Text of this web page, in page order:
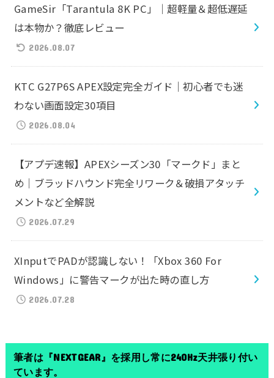
GameSir「Tarantula 8K PC」｜超軽量＆超低遅延
は本物か？徹底レビュー
2026.08.07
KTC G27P6S APEX設定完全ガイド｜初心者でも迷
わない画面設定30項目
2026.08.04
【アプデ速報】APEXシーズン30「マークド」まと
め｜ブラッドハウンド完全リワーク＆破損アタッチ
メントなど全解説
2026.07.29
XInputでPADが認識しない！「Xbox 360 For
Windows」に警告マークが出た時の直し方
2026.07.28
筆者は『NEXTGEAR』を採用し常に240Hz天井張り付い
ています。